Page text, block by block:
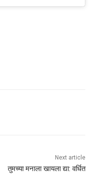
Next article
तुमच्या मनाला खायला द्या: वर्धित